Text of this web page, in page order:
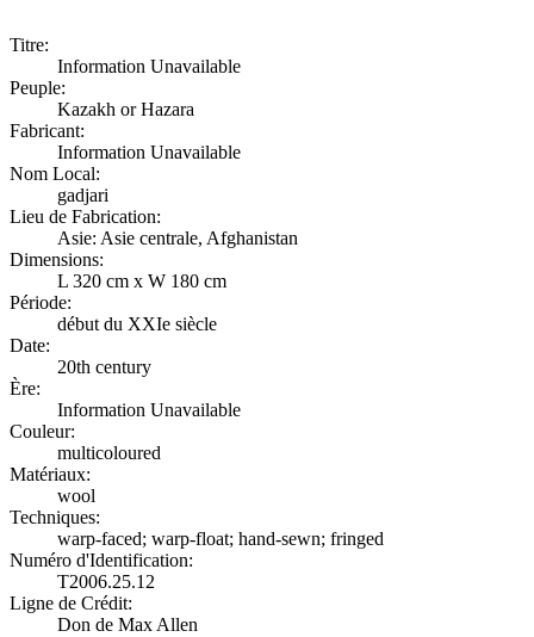
Titre:
Information Unavailable
Peuple:
Kazakh or Hazara
Fabricant:
Information Unavailable
Nom Local:
gadjari
Lieu de Fabrication:
Asie: Asie centrale, Afghanistan
Dimensions:
L 320 cm x W 180 cm
Période:
début du XXIe siècle
Date:
20th century
Ère:
Information Unavailable
Couleur:
multicoloured
Matériaux:
wool
Techniques:
warp-faced; warp-float; hand-sewn; fringed
Numéro d'Identification:
T2006.25.12
Ligne de Crédit:
Don de Max Allen